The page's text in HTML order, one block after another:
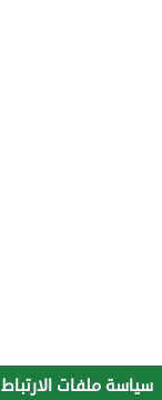
سياسة ملفات الارتباط